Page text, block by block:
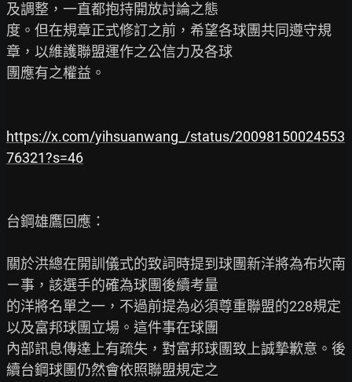
及調整，一直都抱持開放討論之態
度。但在規章正式修訂之前，希望各球團共同遵守規
章，以維護聯盟運作之公信力及各球
團應有之權益。
https://x.com/yihsuanwang_/status/20098150024553
76321?s=46
台鋼雄鷹回應：
關於洪總在開訓儀式的致詞時提到球團新洋將為布坎南
ㄧ事，該選手的確為球團後續考量
的洋將名單之一，不過前提為必須尊重聯盟的228規定
以及富邦球團立場。這件事在球團
內部訊息傳達上有疏失，對富邦球團致上誠摯歉意。後
續台鋼球團仍然會依照聯盟規定之